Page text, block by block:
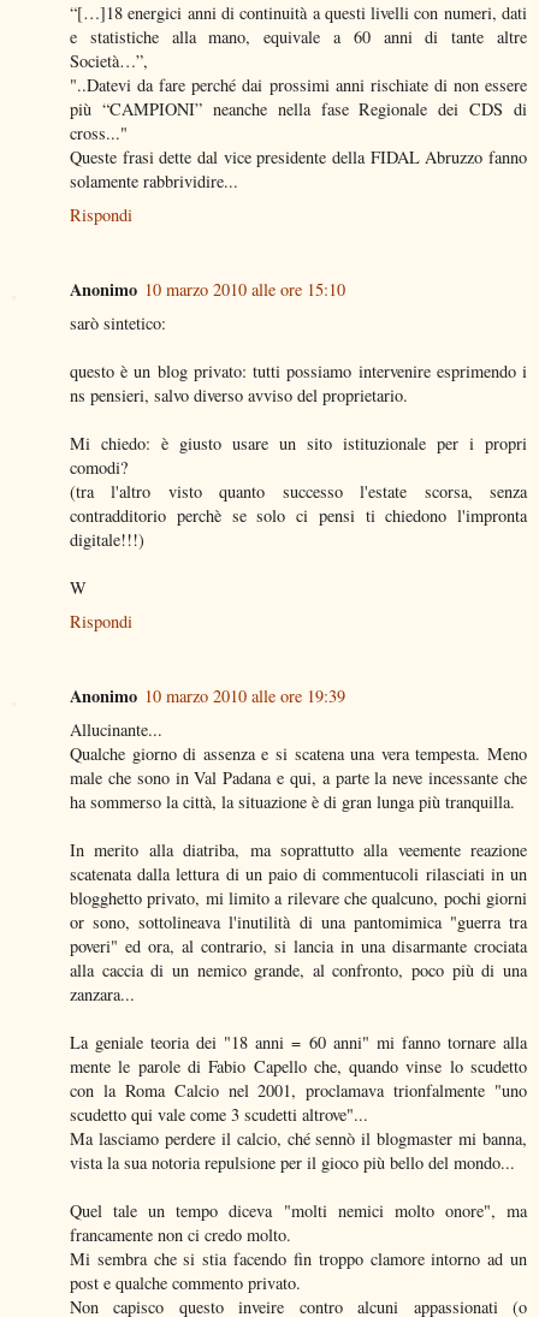
“[…]18 energici anni di continuità a questi livelli con numeri, dati
e statistiche alla mano, equivale a 60 anni di tante altre
Società…”,
"..Datevi da fare perché dai prossimi anni rischiate di non essere
più “CAMPIONI” neanche nella fase Regionale dei CDS di
cross..."
Queste frasi dette dal vice presidente della FIDAL Abruzzo fanno
solamente rabbrividire...
Rispondi
Anonimo 10 marzo 2010 alle ore 15:10
sarò sintetico:
questo è un blog privato: tutti possiamo intervenire esprimendo i
ns pensieri, salvo diverso avviso del proprietario.
Mi chiedo: è giusto usare un sito istituzionale per i propri
comodi?
(tra l'altro visto quanto successo l'estate scorsa, senza
contradditorio perchè se solo ci pensi ti chiedono l'impronta
digitale!!!)
W
Rispondi
Anonimo 10 marzo 2010 alle ore 19:39
Allucinante...
Qualche giorno di assenza e si scatena una vera tempesta. Meno
male che sono in Val Padana e qui, a parte la neve incessante che
ha sommerso la città, la situazione è di gran lunga più tranquilla.
In merito alla diatriba, ma soprattutto alla veemente reazione
scatenata dalla lettura di un paio di commentucoli rilasciati in un
blogghetto privato, mi limito a rilevare che qualcuno, pochi giorni
or sono, sottolineava l'inutilità di una pantomimica "guerra tra
poveri" ed ora, al contrario, si lancia in una disarmante crociata
alla caccia di un nemico grande, al confronto, poco più di una
zanzara...
La geniale teoria dei "18 anni = 60 anni" mi fanno tornare alla
mente le parole di Fabio Capello che, quando vinse lo scudetto
con la Roma Calcio nel 2001, proclamava trionfalmente "uno
scudetto qui vale come 3 scudetti altrove"...
Ma lasciamo perdere il calcio, ché sennò il blogmaster mi banna,
vista la sua notoria repulsione per il gioco più bello del mondo...
Quel tale un tempo diceva "molti nemici molto onore", ma
francamente non ci credo molto.
Mi sembra che si stia facendo fin troppo clamore intorno ad un
post e qualche commento privato.
Non capisco questo inveire contro alcuni appassionati (o